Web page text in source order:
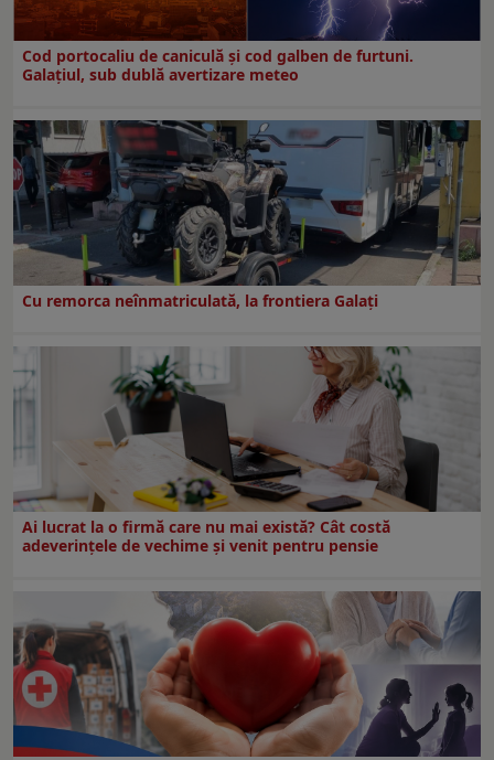
Cod portocaliu de caniculă și cod galben de furtuni.
Galațiul, sub dublă avertizare meteo
Cu remorca neînmatriculată, la frontiera Galați
Ai lucrat la o firmă care nu mai există? Cât costă
adeverințele de vechime și venit pentru pensie